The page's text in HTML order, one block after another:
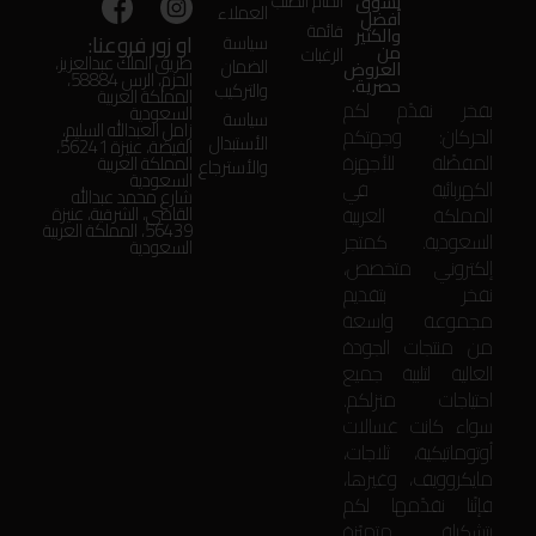
أفضل
والكثير
من
العروض
حصرية.
بفخر نقدّم لكم
الحركان: وجهتكم
المفضّلة للأجهزة
الكهربائية في
المملكة العربية
السعودية. كمتجر
إلكتروني متخصص،
نفخر بتقديم
مجموعة واسعة
من منتجات الجودة
العالية لتلبية جميع
احتياجات منزلكم.
سواء كانت غسالات
أوتوماتيكية، ثلاجات،
مايكروويف، وغيرها،
فإنّنا نقدّمها لكم
قائمة
الرغبات
العملاء
سياسة
الضمان
والتركيب
سياسة
الأستبدال
والأسترجاع
او زور فروعنا:
طريق الملك عبدالعزيز،
الحزم، الرس 58884،
المملكة العربية
السعودية
زامل العبدالله السليم،
الفيضة، عنيزة 56241،
المملكة العربية
السعودية
شارع محمد عبدالله
القاضي، الشرقية، عنيزة
56439، المملكة العربية
السعودية